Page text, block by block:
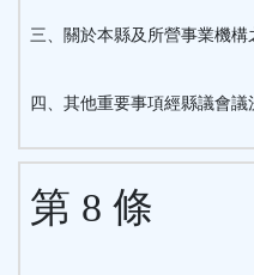
三、關於本縣及所營事業機構
四、其他重要事項經縣議會議
第 8 條